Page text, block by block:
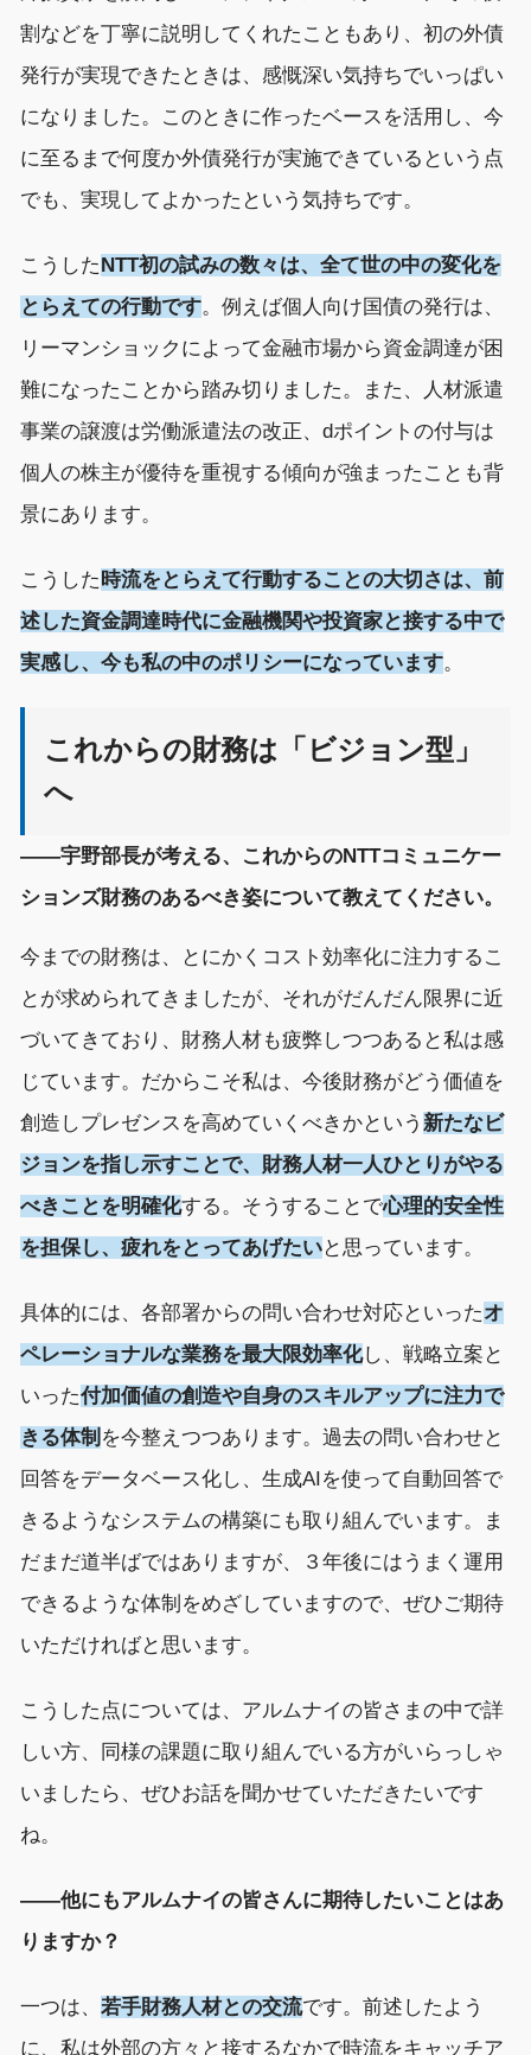
割などを丁寧に説明してくれたこともあり、初の外債
発行が実現できたときは、感慨深い気持ちでいっぱい
になりました。このときに作ったベースを活用し、今
に至るまで何度か外債発行が実施できているという点
でも、実現してよかったという気持ちです。
こうした NTT初の試みの数々は、全て世の中の変化を
とらえての行動です。例えば個人向け国債の発行は、
リーマンショックによって金融市場から資金調達が困
難になったことから踏み切りました。また、人材派遣
事業の譲渡は労働派遣法の改正、dポイントの付与は
個人の株主が優待を重視する傾向が強まったことも背
景にあります。
こうした時流をとらえて行動することの大切さは、前
述した資金調達時代に金融機関や投資家と接する中で
実感し、今も私の中のポリシーになっています。
これからの財務は「ビジョン型」
へ
――宇野部長が考える、これからのNTTコミュニケー
ションズ財務のあるべき姿について教えてください。
今までの財務は、とにかくコスト効率化に注力するこ
とが求められてきましたが、それがだんだん限界に近
づいてきており、財務人材も疲弊しつつあると私は感
じています。だからこそ私は、今後財務がどう価値を
創造しプレゼンスを高めていくべきかという 新たなビ
ジョンを指し示すことで、財務人材一人ひとりがやる
べきことを明確化する。そうすることで心理的安全性
を担保し、疲れをとってあげたいと思っています。
具体的には、各部署からの問い合わせ対応といったオ
ペレーショナルな業務を最大限効率化し、戦略立案と
いった付加価値の創造や自身のスキルアップに注力で
きる体制 を今整えつつあります。過去の問い合わせと
回答をデータベース化し、生成AIを使って自動回答で
きるようなシステムの構築にも取り組んでいます。ま
だまだ道半ばではありますが、３年後にはうまく運用
できるような体制をめざしていますので、ぜひご期待
いただければと思います。
こうした点については、アルムナイの皆さまの中で詳
しい方、同様の課題に取り組んでいる方がいらっしゃ
いましたら、ぜひお話を聞かせていただきたいです
ね。
――他にもアルムナイの皆さんに期待したいことはあ
りますか？
一つは、 若手財務人材との交流です。前述したよう
に、私は外部の方々と接するなかで時流をキャッチア